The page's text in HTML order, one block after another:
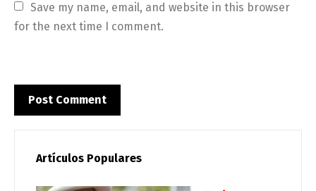
Save my name, email, and website in this browser
for the next time I comment.
Artículos Populares